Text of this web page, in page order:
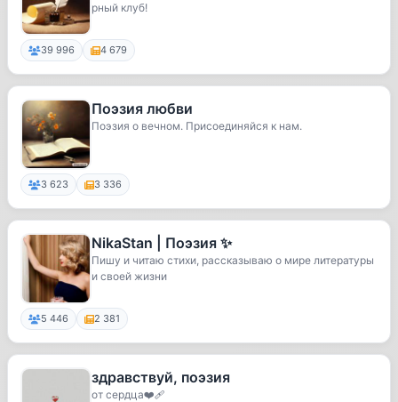
рный клуб!
39 996 4 679
Поэзия любви
Поэзия о вечном. Присоединяйся к нам.
3 623 3 336
NikaStan | Поэзия ✨
Пишу и читаю стихи, рассказываю о мире литературы
и своей жизни
5 446 2 381
здравствуй, поэзия
от сердца❤️‍🩹